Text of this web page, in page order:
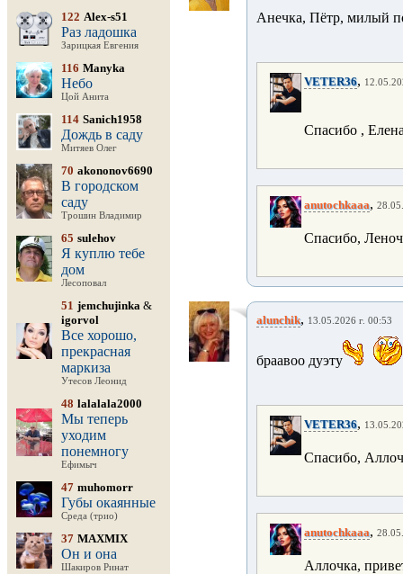
122 Alex-s51
Раз ладошка
Зарицкая Евгения
116 Manyka
Небо
Цой Анита
114 Sanich1958
Дождь в саду
Митяев Олег
70 akononov6690
В городском
саду
Трошин Владимир
65 sulehov
Я куплю тебе
дом
Лесоповал
51 jemchujinka &
igorvol
Все хорошо,
прекрасная
маркиза
Утесов Леонид
48 lalalala2000
Мы теперь
уходим
понемногу
Ефимыч
47 muhomorr
Губы окаянные
Среда (трио)
37 MAXMIX
Он и она
Шакиров Ринат
Анечка, Пётр, милый
VETER36,
Спасибо ,
anutochkaaa,
Спасибо,
alunchik, 13.05.2026 г. 00:53
браавоо дуэту
VETER36,
Спасибо,
anutochkaaa,
Аллочка,